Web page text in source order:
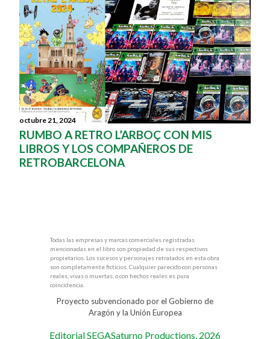
octubre 21, 2024
RUMBO A RETRO L’ARBOÇ CON MIS
LIBROS Y LOS COMPAÑEROS DE
RETROBARCELONA
Todas las empresas y marcas comerciales registradas
mencionadas en el libro son propiedad de sus respectivos
propietarios. Los sucesos y personajes retratados en esta obra
son completamente ficticios. Cualquier parecido con personas
reales, vivas o muertas, o con hechos reales es pura
coincidencia.
Proyecto subvencionado por el Gobierno de
Aragón y la Unión Europea
Editorial SEGASaturno Productions, 2026